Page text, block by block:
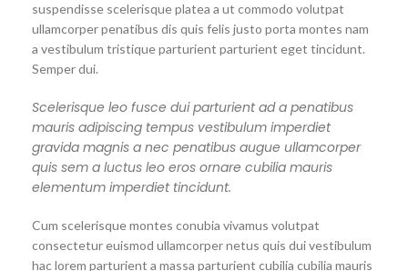
suspendisse scelerisque platea a ut commodo volutpat
ullamcorper penatibus dis quis felis justo porta montes nam
a vestibulum tristique parturient parturient eget tincidunt.
Semper dui.
Scelerisque leo fusce dui parturient ad a penatibus
mauris adipiscing tempus vestibulum imperdiet
gravida magnis a nec penatibus augue ullamcorper
quis sem a luctus leo eros ornare cubilia mauris
elementum imperdiet tincidunt.
Cum scelerisque montes conubia vivamus volutpat
consectetur euismod ullamcorper netus quis dui vestibulum
hac lorem parturient a massa parturient cubilia cubilia mauris